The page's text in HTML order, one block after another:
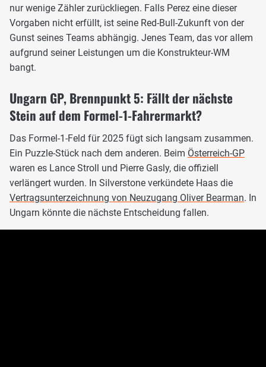
nur wenige Zähler zurückliegen. Falls Perez eine dieser
Vorgaben nicht erfüllt, ist seine Red-Bull-Zukunft von der
Gunst seines Teams abhängig. Jenes Team, das vor allem
aufgrund seiner Leistungen um die Konstrukteur-WM
bangt.
Ungarn GP, Brennpunkt 5: Fällt der nächste
Stein auf dem Formel-1-Fahrermarkt?
Das Formel-1-Feld für 2025 fügt sich langsam zusammen.
Ein Puzzle-Stück nach dem anderen. Beim Österreich-GP
waren es Lance Stroll und Pierre Gasly, die offiziell
verlängert wurden. In Silverstone verkündete Haas die
Vertragsunterzeichnung von Neuzugang Oliver Bearman. In
Ungarn könnte die nächste Entscheidung fallen.